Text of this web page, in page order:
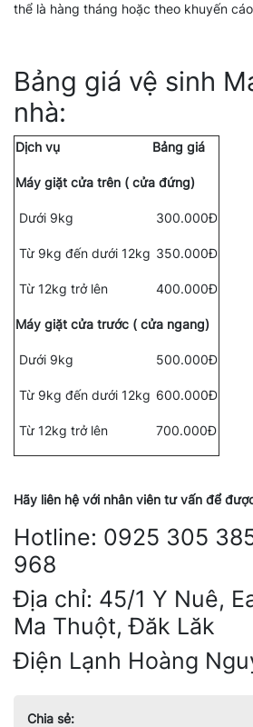
thể là hàng tháng hoặc theo khuyến
Bảng giá vệ sinh
nhà:
Dịch vụ Bảng giá
Máy giặt cửa trên ( cửa đứng)
Dưới 9kg 300.000Đ
Từ 9kg đến dưới 12kg 350.000Đ
Từ 12kg trở lên 400.000Đ
Máy giặt cửa trước ( cửa ngang)
Dưới 9kg 500.000Đ
Từ 9kg đến dưới 12kg 600.000Đ
Từ 12kg trở lên 700.000Đ
Hãy liên hệ với nhân viên tư vấn để
Hotline: 0925 305
968
Địa chỉ: 45/1 Y Nuê,
Ma Thuột, Đăk Lăk
Điện Lạnh Hoàng
Chia sẻ: